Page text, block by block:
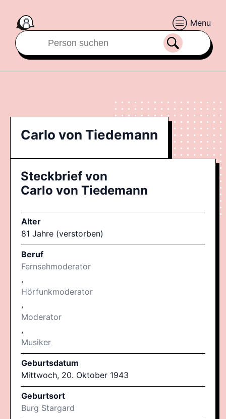
Menu
Carlo von Tiedemann
Steckbrief von
Carlo von Tiedemann
Alter
81 Jahre (verstorben)
Beruf
Fernsehmoderator
,
Hörfunkmoderator
,
Moderator
,
Musiker
Geburtsdatum
Mittwoch, 20. Oktober 1943
Geburtsort
Burg Stargard